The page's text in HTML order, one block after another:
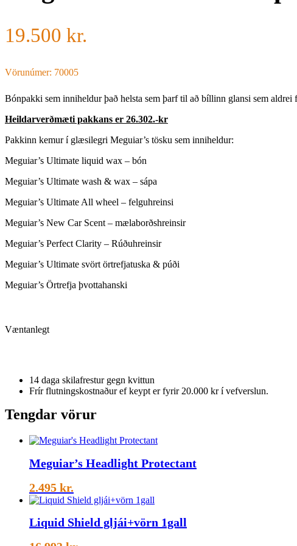
19.500 kr.
Vörunúmer: 70005
Bónpakki sem inniheldur það helsta sem þarf til að bíllinn glansi sem aldrei
Heildarverðmæti pakkans er 26.302.-kr
Pakkinn kemur í glæsilegri Meguiar’s tösku sem inniheldur:
Meguiar’s Ultimate liquid wax – bón
Meguiar’s Ultimate wash & wax – sápa
Meguiar’s Ultimate All wheel – felguhreinsi
Meguiar’s New Car Scent – mælaborðshreinsir
Meguiar’s Perfect Clarity – Rúðuhreinsir
Meguiar’s Ultimate svört örtrefjatuska & púði
Meguiar’s Örtrefja þvottahanski
Væntanlegt
14 daga skilafrestur gegn kvittun
Frír flutningskostnaður ef keypt er fyrir 20.000 kr í vefverslun.
Tengdar vörur
Meguiar’s Headlight Protectant
2.495 kr.
Liquid Shield gljái+vörn 1gall